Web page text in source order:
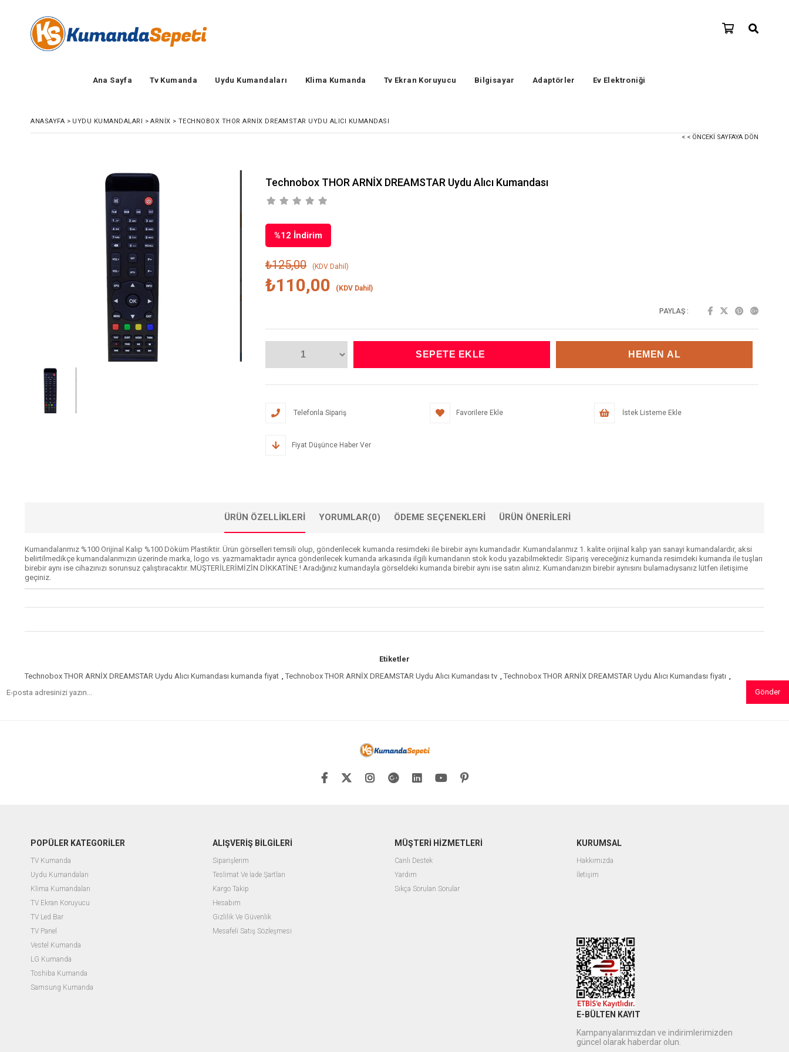
Ana Sayfa Tv Kumanda Uydu Kumandaları Klima Kumanda Tv Ekran Koruyucu Bilgisayar Adaptörler Ev Elektroniği
ANASAYFA > UYDU KUMANDALARI > ARNIX > TECHNOBOX THOR ARNİX DREAMSTAR UYDU ALICI KUMANDASI
< < ÖNCEKI SAYFAYA DÖN
Technobox THOR ARNİX DREAMSTAR Uydu Alıcı Kumandası
%12 İndirim
₺125,00 (KDV Dahil)
₺110,00 (KDV Dahil)
PAYLAŞ :
Telefonla Sipariş Favorilere Ekle İstek Listeme Ekle
Fiyat Düşünce Haber Ver
ÜRÜN ÖZELLIKLERI YORUMLAR(0) ÖDEME SEÇENEKLERI ÜRÜN ÖNERILERI
Kumandalarımız %100 Orijinal Kalıp %100 Döküm Plastiktir. Ürün görselleri temsili olup, gönderilecek kumanda resimdeki ile birebir aynı kumandadır. Kumandalarımız 1. kalite orijinal kalıp yan sanayi kumandalardır, aksi
belirtilmedikçe kumandalarımızın üzerinde marka, logo vs. yazmamaktadır ayrıca gönderilecek kumanda arkasında ilgili kumandanın stok kodu yazabilmektedir. Sipariş vereceğiniz kumanda resimdeki kumanda ile tuşları
birebir aynı ise cihazınızı sorunsuz çalıştıracaktır. MÜŞTERİLERİMİZİN DİKKATİNE ! Aradığınız kumandayla görseldeki kumanda birebir aynı ise satın alınız. Kumandanızın birebir aynısını bulamadıysanız lütfen iletişime
geçiniz.
Etiketler
Technobox THOR ARNİX DREAMSTAR Uydu Alıcı Kumandası kumanda fiyat , Technobox THOR ARNİX DREAMSTAR Uydu Alıcı Kumandası tv , Technobox THOR ARNİX DREAMSTAR Uydu Alıcı Kumandası fiyatı ,
Gönder
POPÜLER KATEGORİLER
TV Kumanda
Uydu Kumandaları
Klima Kumandaları
TV Ekran Koruyucu
TV Led Bar
TV Panel
Vestel Kumanda
LG Kumanda
Toshiba Kumanda
Samsung Kumanda
ALIŞVERİŞ BİLGİLERİ
Siparişlerim
Teslimat Ve İade Şartları
Kargo Takip
Hesabım
Gizlilik Ve Güvenlik
Mesafeli Satış Sözleşmesi
MÜŞTERİ HİZMETLERİ
Canlı Destek
Yardım
Sıkça Sorulan Sorular
KURUMSAL
Hakkımızda
İletişim
E-BÜLTEN KAYIT
Kampanyalarımızdan ve indirimlerimizden
güncel olarak haberdar olun.